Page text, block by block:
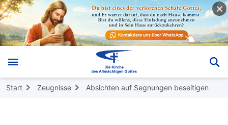
Start Zeugnisse Absichten auf Segnungen beseitigen